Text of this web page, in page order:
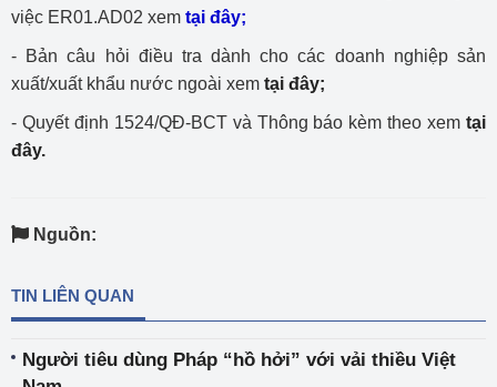
việc ER01.AD02 xem tại đây;
- Bản câu hỏi điều tra dành cho các doanh nghiệp sản
xuất/xuất khẩu nước ngoài xem tại đây;
- Quyết định 1524/QĐ-BCT và Thông báo kèm theo xem tại
đây.
Nguồn:
TIN LIÊN QUAN
Người tiêu dùng Pháp “hồ hởi” với vải thiều Việt